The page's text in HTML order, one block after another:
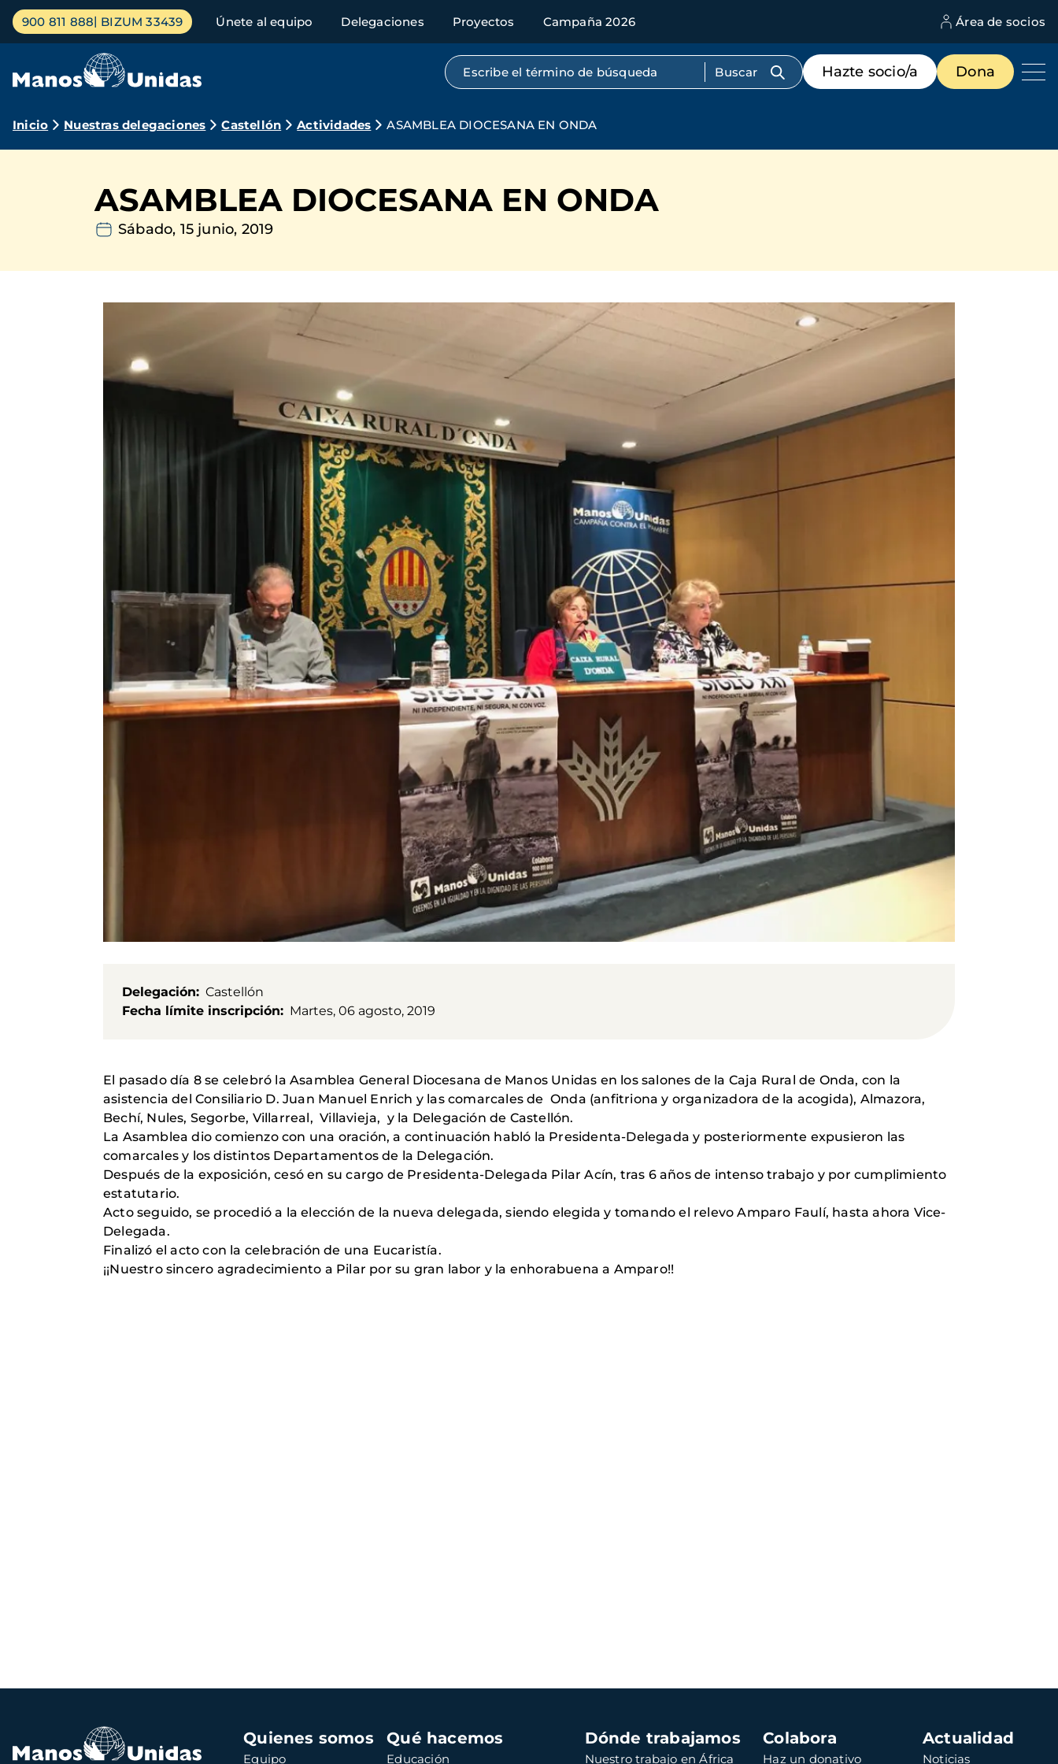
Pasar
contenido
Menú
principal
900 811 888 BIZUM 33439 Únete al equipo Delegaciones Proyectos Campaña 2026 Área de socios
Búsqueda por texto completo
Menú
de
destacados
Hazte socio/a Dona
Ruta
navegación
Inicio Nuestras delegaciones Castellón Actividades ASAMBLEA DIOCESANA EN ONDA
ASAMBLEA DIOCESANA EN ONDA
Sábado, 15 junio, 2019
Delegación
Castellón
Fecha límite inscripción
Martes, 06 agosto, 2019
El pasado día 8 se celebró la Asamblea General Diocesana de Manos Unidas en los salones de la Caja Rural de Onda, con la
asistencia del Consiliario D. Juan Manuel Enrich y las comarcales de Onda (anfitriona y organizadora de la acogida), Almazora,
Bechí, Nules, Segorbe, Villarreal, Villavieja, y la Delegación de Castellón.
La Asamblea dio comienzo con una oración, a continuación habló la Presidenta-Delegada y posteriormente expusieron las
comarcales y los distintos Departamentos de la Delegación.
Después de la exposición, cesó en su cargo de Presidenta-Delegada Pilar Acín, tras 6 años de intenso trabajo y por cumplimiento
estatutario.
Acto seguido, se procedió a la elección de la nueva delegada, siendo elegida y tomando el relevo Amparo Faulí, hasta ahora Vice-
Delegada.
Finalizó el acto con la celebración de una Eucaristía.
¡¡Nuestro sincero agradecimiento a Pilar por su gran labor y la enhorabuena a Amparo!!
Navegación
principal
Quienes somos
Equipo
Qué hacemos
Educación
Dónde trabajamos
Nuestro trabajo en África
Colabora
Haz un donativo
Actualidad
Noticias